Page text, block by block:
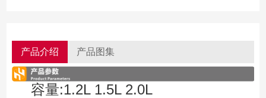
产品介绍 产品图集
容量:1.2L 1.5L 2.0L